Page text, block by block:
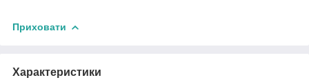
Приховати
Характеристики